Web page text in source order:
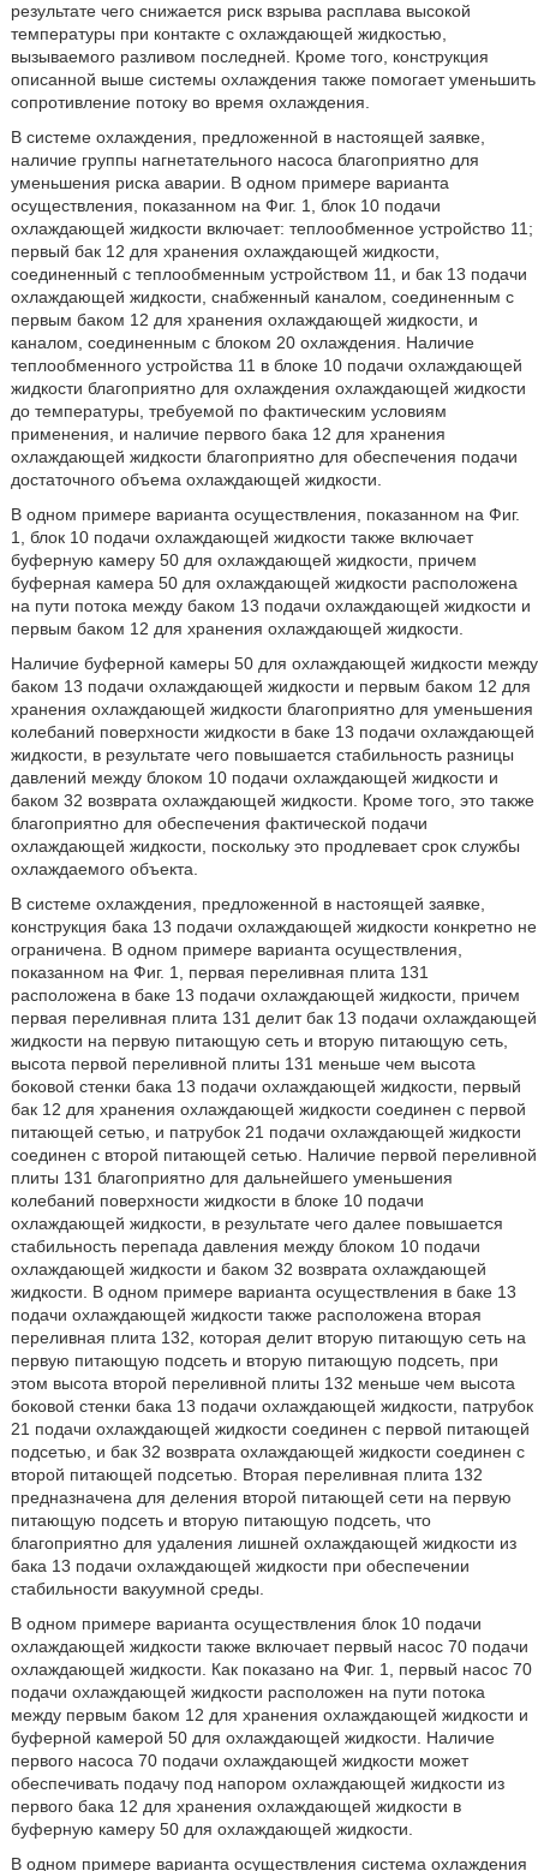
результате чего снижается риск взрыва расплава высокой
температуры при контакте с охлаждающей жидкостью,
вызываемого разливом последней. Кроме того, конструкция
описанной выше системы охлаждения также помогает уменьшить
сопротивление потоку во время охлаждения.
В системе охлаждения, предложенной в настоящей заявке,
наличие группы нагнетательного насоса благоприятно для
уменьшения риска аварии. В одном примере варианта
осуществления, показанном на Фиг. 1, блок 10 подачи
охлаждающей жидкости включает: теплообменное устройство 11;
первый бак 12 для хранения охлаждающей жидкости,
соединенный с теплообменным устройством 11, и бак 13 подачи
охлаждающей жидкости, снабженный каналом, соединенным с
первым баком 12 для хранения охлаждающей жидкости, и
каналом, соединенным с блоком 20 охлаждения. Наличие
теплообменного устройства 11 в блоке 10 подачи охлаждающей
жидкости благоприятно для охлаждения охлаждающей жидкости
до температуры, требуемой по фактическим условиям
применения, и наличие первого бака 12 для хранения
охлаждающей жидкости благоприятно для обеспечения подачи
достаточного объема охлаждающей жидкости.
В одном примере варианта осуществления, показанном на Фиг.
1, блок 10 подачи охлаждающей жидкости также включает
буферную камеру 50 для охлаждающей жидкости, причем
буферная камера 50 для охлаждающей жидкости расположена
на пути потока между баком 13 подачи охлаждающей жидкости и
первым баком 12 для хранения охлаждающей жидкости.
Наличие буферной камеры 50 для охлаждающей жидкости между
баком 13 подачи охлаждающей жидкости и первым баком 12 для
хранения охлаждающей жидкости благоприятно для уменьшения
колебаний поверхности жидкости в баке 13 подачи охлаждающей
жидкости, в результате чего повышается стабильность разницы
давлений между блоком 10 подачи охлаждающей жидкости и
баком 32 возврата охлаждающей жидкости. Кроме того, это также
благоприятно для обеспечения фактической подачи
охлаждающей жидкости, поскольку это продлевает срок службы
охлаждаемого объекта.
В системе охлаждения, предложенной в настоящей заявке,
конструкция бака 13 подачи охлаждающей жидкости конкретно не
ограничена. В одном примере варианта осуществления,
показанном на Фиг. 1, первая переливная плита 131
расположена в баке 13 подачи охлаждающей жидкости, причем
первая переливная плита 131 делит бак 13 подачи охлаждающей
жидкости на первую питающую сеть и вторую питающую сеть,
высота первой переливной плиты 131 меньше чем высота
боковой стенки бака 13 подачи охлаждающей жидкости, первый
бак 12 для хранения охлаждающей жидкости соединен с первой
питающей сетью, и патрубок 21 подачи охлаждающей жидкости
соединен с второй питающей сетью. Наличие первой переливной
плиты 131 благоприятно для дальнейшего уменьшения
колебаний поверхности жидкости в блоке 10 подачи
охлаждающей жидкости, в результате чего далее повышается
стабильность перепада давления между блоком 10 подачи
охлаждающей жидкости и баком 32 возврата охлаждающей
жидкости. В одном примере варианта осуществления в баке 13
подачи охлаждающей жидкости также расположена вторая
переливная плита 132, которая делит вторую питающую сеть на
первую питающую подсеть и вторую питающую подсеть, при
этом высота второй переливной плиты 132 меньше чем высота
боковой стенки бака 13 подачи охлаждающей жидкости, патрубок
21 подачи охлаждающей жидкости соединен с первой питающей
подсетью, и бак 32 возврата охлаждающей жидкости соединен с
второй питающей подсетью. Вторая переливная плита 132
предназначена для деления второй питающей сети на первую
питающую подсеть и вторую питающую подсеть, что
благоприятно для удаления лишней охлаждающей жидкости из
бака 13 подачи охлаждающей жидкости при обеспечении
стабильности вакуумной среды.
В одном примере варианта осуществления блок 10 подачи
охлаждающей жидкости также включает первый насос 70 подачи
охлаждающей жидкости. Как показано на Фиг. 1, первый насос 70
подачи охлаждающей жидкости расположен на пути потока
между первым баком 12 для хранения охлаждающей жидкости и
буферной камерой 50 для охлаждающей жидкости. Наличие
первого насоса 70 подачи охлаждающей жидкости может
обеспечивать подачу под напором охлаждающей жидкости из
первого бака 12 для хранения охлаждающей жидкости в
буферную камеру 50 для охлаждающей жидкости.
В одном примере варианта осуществления система охлаждения